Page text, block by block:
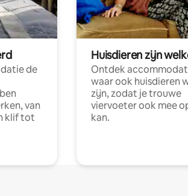
de
van
klif tot
Huisdieren zijn
Ontdek
waar ook huisdieren
zijn, zodat je trouwe
viervoeter ook mee
kan.